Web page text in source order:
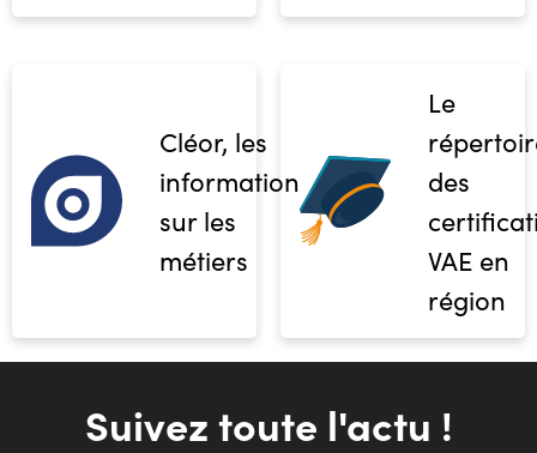
Cléor, les
informations
sur les
métiers
Le
des
VAE en
région
Suivez toute l'actu !